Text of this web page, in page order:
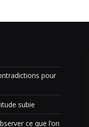
pour
subie
ce que l’on